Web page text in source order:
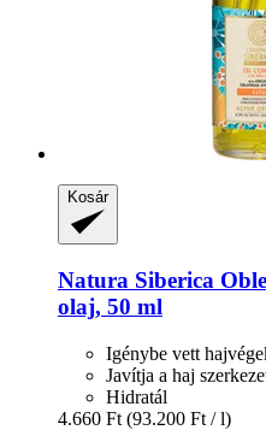
Kosár
Natura Siberica
olaj, 50 ml
Igénybe vett
Javítja a haj
Hidratál
4.660 Ft (93.200 Ft / l)